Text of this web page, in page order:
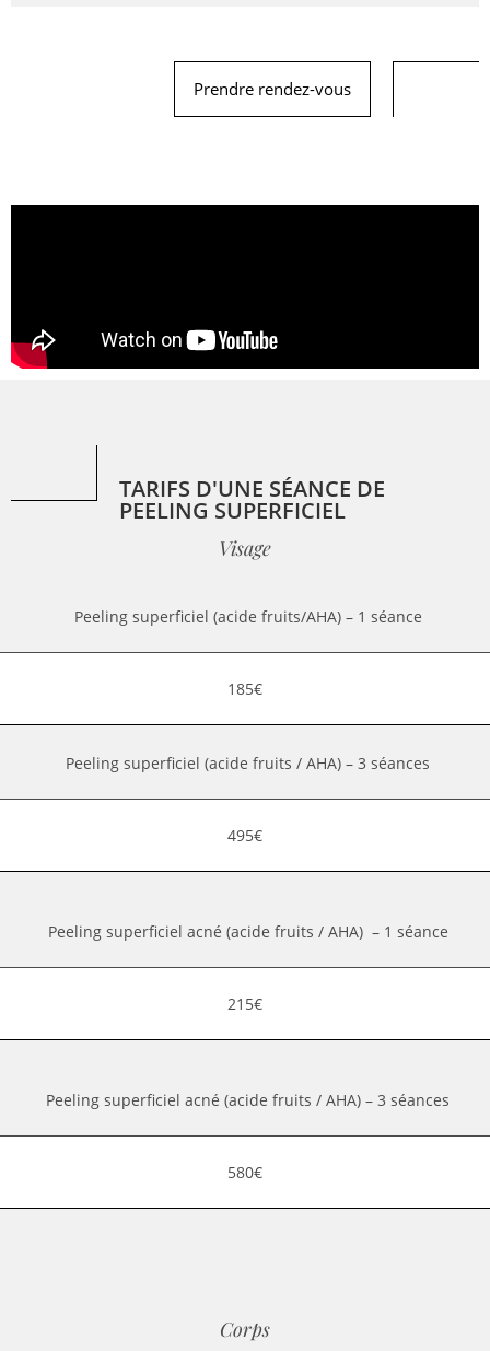
Prendre rendez-vous
TARIFS D'UNE SÉANCE DE
PEELING SUPERFICIEL
Visage
Peeling superficiel (acide fruits/AHA) – 1 séance
185€
Peeling superficiel (acide fruits / AHA) – 3 séances
495€
Peeling superficiel acné (acide fruits / AHA) – 1 séance
215€
Peeling superficiel acné (acide fruits / AHA) – 3 séances
580€
Corps